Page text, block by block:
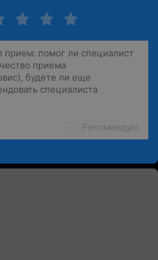
Рекомендую